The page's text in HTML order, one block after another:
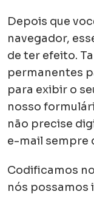
Depois que
navegador,
de ter efeito.
permanentes
para exibir o
nosso
não precise
e-mail sempre
Codificamos
nós